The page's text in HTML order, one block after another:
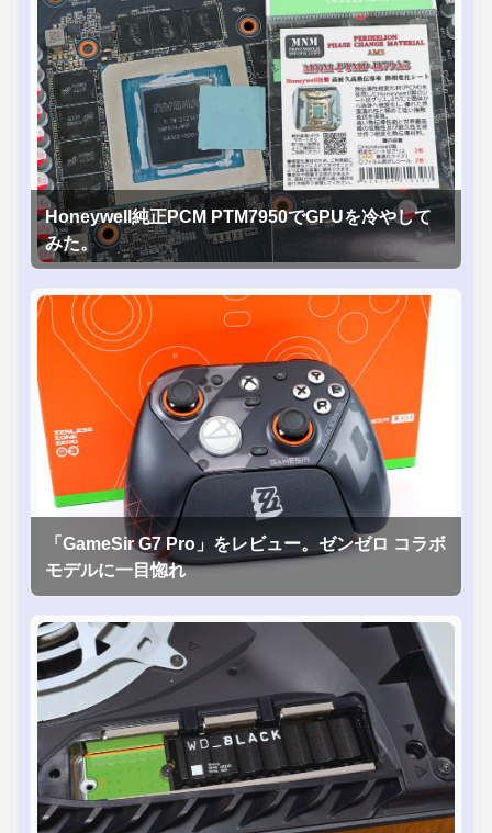
Honeywell純正PCM PTM7950でGPUを冷やして
みた。
「GameSir G7 Pro」をレビュー。ゼンゼロ コラボ
モデルに一目惚れ